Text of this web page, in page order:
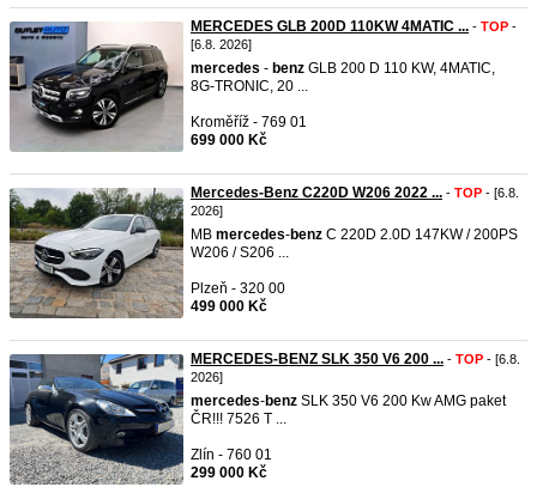
MERCEDES GLB 200D 110KW 4MATIC ... - TOP -
[6.8. 2026]
mercedes - benz GLB 200 D 110 KW, 4MATIC,
8G-TRONIC, 20 ...
Kroměříž - 769 01
699 000 Kč
Mercedes-Benz C220D W206 2022 ... - TOP - [6.8.
2026]
MB mercedes-benz C 220D 2.0D 147KW / 200PS
W206 / S206 ...
Plzeň - 320 00
499 000 Kč
MERCEDES-BENZ SLK 350 V6 200 ... - TOP - [6.8.
2026]
mercedes-benz SLK 350 V6 200 Kw AMG paket
ČR!!! 7526 T ...
Zlín - 760 01
299 000 Kč